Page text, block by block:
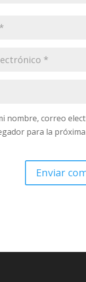
nombre, correo
para la